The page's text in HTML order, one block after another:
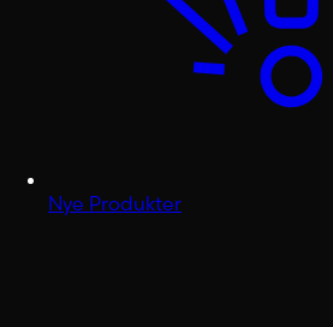
Nye Produkter